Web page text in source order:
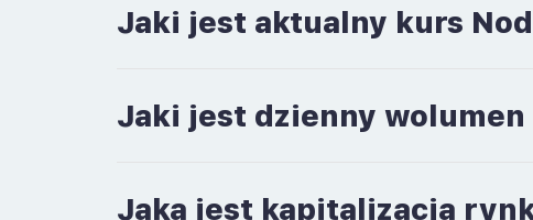
Jaki jest aktualny kurs
Jaki jest dzienny
Jaka jest kapitalizacja